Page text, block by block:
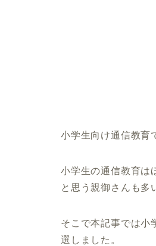
小学生向け通信教育
小学生の通信教育は
と思う親御さんも多
そこで本記事では小
選しました。